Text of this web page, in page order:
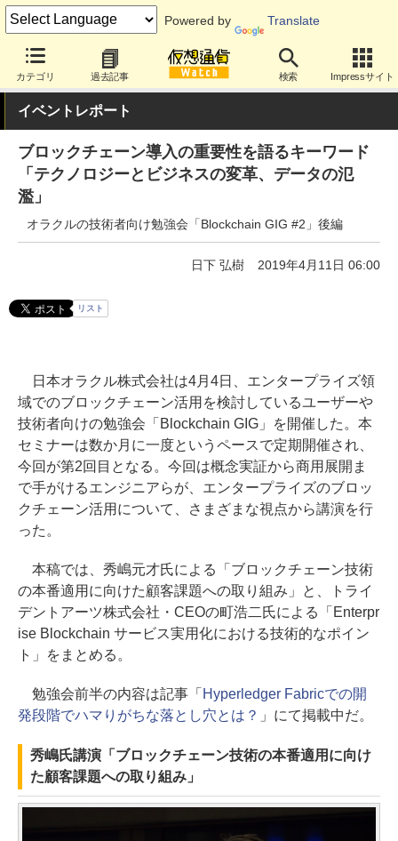
Powered by Translate
カテゴリ 過去記事 検索 Impressサイト
イベントレポート
ブロックチェーン導入の重要性を語るキーワード
「テクノロジーとビジネスの変革、データの氾
濫」
オラクルの技術者向け勉強会「Blockchain GIG #2」後編
日下 弘樹 2019年4月11日 06:00
リスト
日本オラクル株式会社は4月4日、エンタープライズ領
域でのブロックチェーン活用を検討しているユーザーや
技術者向けの勉強会「Blockchain GIG」を開催した。本
セミナーは数か月に一度というペースで定期開催され、
今回が第2回目となる。今回は概念実証から商用展開ま
で手がけるエンジニアらが、エンタープライズのブロッ
クチェーン活用について、さまざまな視点から講演を行
った。
本稿では、秀嶋元才氏による「ブロックチェーン技術
の本番適用に向けた顧客課題への取り組み」と、トライ
デントアーツ株式会社・CEOの町浩二氏による「Enterpr
ise Blockchain サービス実用化における技術的なポイン
ト」をまとめる。
勉強会前半の内容は記事「 Hyperledger Fabricでの開
発段階でハマりがちな落とし穴とは？ 」にて掲載中だ。
秀嶋氏講演「ブロックチェーン技術の本番適用に向け
た顧客課題への取り組み」